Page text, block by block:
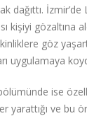
dağıttı.
kişiyi gözaltına
göz
uygulamaya
ise
yarattığı ve bu